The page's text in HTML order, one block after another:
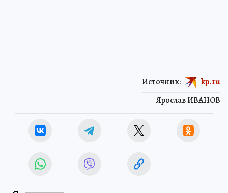
Ярослав ИВАНОВ
Источник: kp.ru